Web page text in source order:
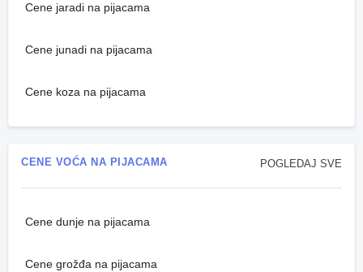
Cene jaradi na pijacama
Cene junadi na pijacama
Cene koza na pijacama
POGLEDAJ SVE
CENE VOĆA NA PIJACAMA
Cene dunje na pijacama
Cene grožđa na pijacama